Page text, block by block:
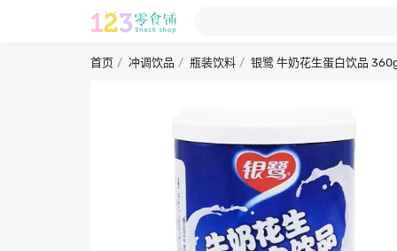
首页 冲调饮品 瓶装饮料 银鹭 牛奶花生蛋白饮品